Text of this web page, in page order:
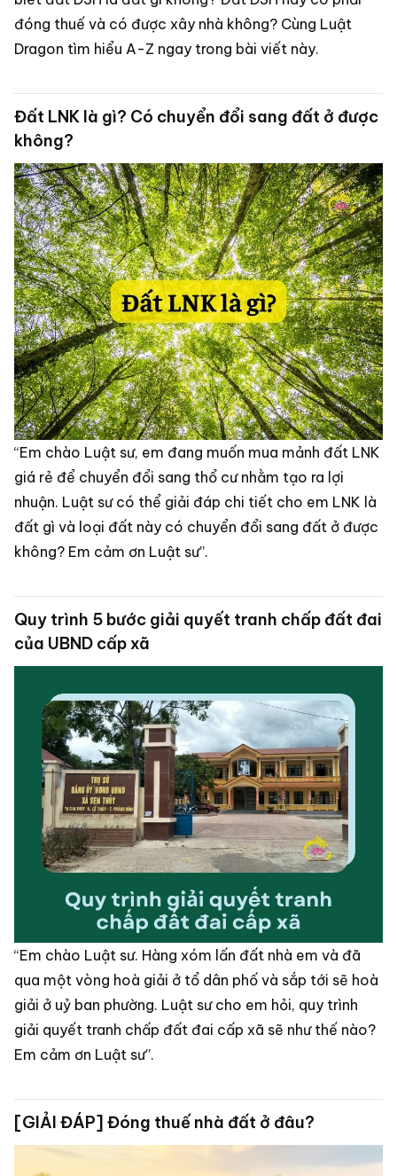
đóng thuế và có được xây nhà không? Cùng Luật
Dragon tìm hiểu A-Z ngay trong bài viết này.
Đất LNK là gì? Có chuyển đổi sang đất ở được
không?
“Em chào Luật sư, em đang muốn mua mảnh đất LNK
giá rẻ để chuyển đổi sang thổ cư nhằm tạo ra lợi
nhuận. Luật sư có thể giải đáp chi tiết cho em LNK là
đất gì và loại đất này có chuyển đổi sang đất ở được
không? Em cảm ơn Luật sư”.
Quy trình 5 bước giải quyết tranh chấp đất đai
của UBND cấp xã
“Em chào Luật sư. Hàng xóm lấn đất nhà em và đã
qua một vòng hoà giải ở tổ dân phố và sắp tới sẽ hoà
giải ở uỷ ban phường. Luật sư cho em hỏi, quy trình
giải quyết tranh chấp đất đai cấp xã sẽ như thế nào?
Em cảm ơn Luật sư”.
[GIẢI ĐÁP] Đóng thuế nhà đất ở đâu?